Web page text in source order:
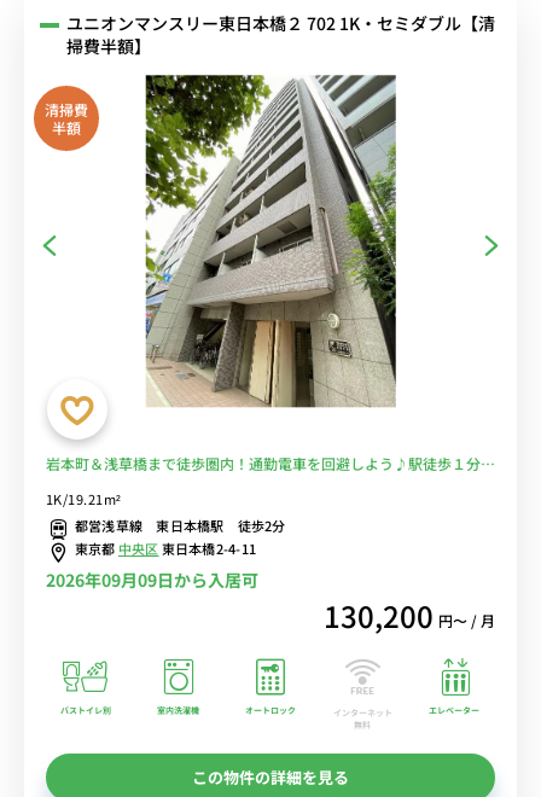
ユニオンマンスリー東日本橋２ 702 1K・セミダブル【清
掃費半額】
清掃費
半額
岩本町＆浅草橋まで徒歩圏内！通勤電車を回避しよう♪駅徒歩１分の
べるWi-Fi格安レンタル中！
1K/19.21m²
都営浅草線 東日本橋駅 徒歩2分
東京都 中央区東日本橋2-4-11
2026年09月09日から入居可
130,200 円〜 / 月
バストイレ別 室内洗濯機 オートロック
インターネット
無料
エレベーター
この物件の詳細を見る